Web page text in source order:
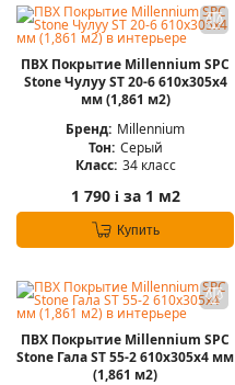
ПВХ Покрытие Millennium SPC
Stone Чулуу ST 20-6 610х305х4
мм (1,861 м2)
Бренд: Millennium
Тон: Серый
Класс: 34 класс
1 790 iза 1 м2
Купить
ПВХ Покрытие Millennium SPC
Stone Гала ST 55-2 610х305х4 мм
(1,861 м2)